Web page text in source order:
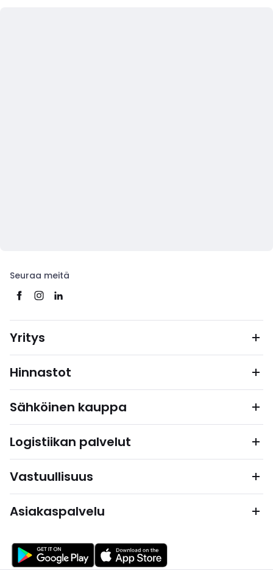
Seuraa meitä
Yritys
Hinnastot
Sähköinen kauppa
Logistiikan palvelut
Vastuullisuus
Asiakaspalvelu